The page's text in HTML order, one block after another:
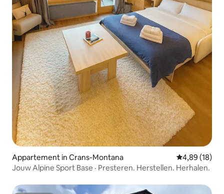
Appartement in Crans-Montana Gemiddelde
4,89 (18)
Jouw Alpine Sport Base · Presteren. Herstellen. Herhalen.